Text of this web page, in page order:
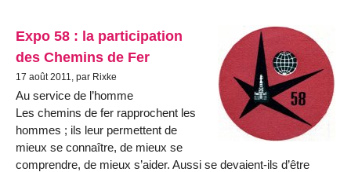
Expo 58 : la participation
des Chemins de Fer
17 août 2011, par Rixke
Au service de l’homme
Les chemins de fer rapprochent les
hommes ; ils leur permettent de
mieux se connaître, de mieux se
comprendre, de mieux s’aider. Aussi se devaient-ils d’être